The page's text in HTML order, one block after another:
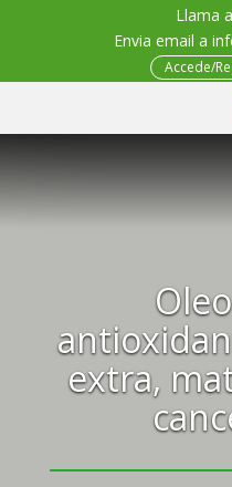
Llama
Envia email a
Accede/
extra,